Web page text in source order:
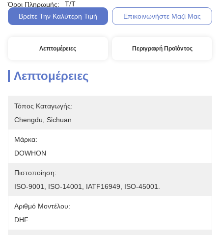
Όροι Πληρωμής:
T/T
Βρείτε Την Καλύτερη Τιμή
Επικοινωνήστε Μαζί Μας
Λεπτομέρειες Περιγραφή Προϊόντος
Λεπτομέρειες
Τόπος Καταγωγής:
Chengdu, Sichuan
Μάρκα:
DOWHON
Πιστοποίηση:
ISO-9001, ISO-14001, IATF16949, ISO-45001.
Αριθμό Μοντέλου:
DHF